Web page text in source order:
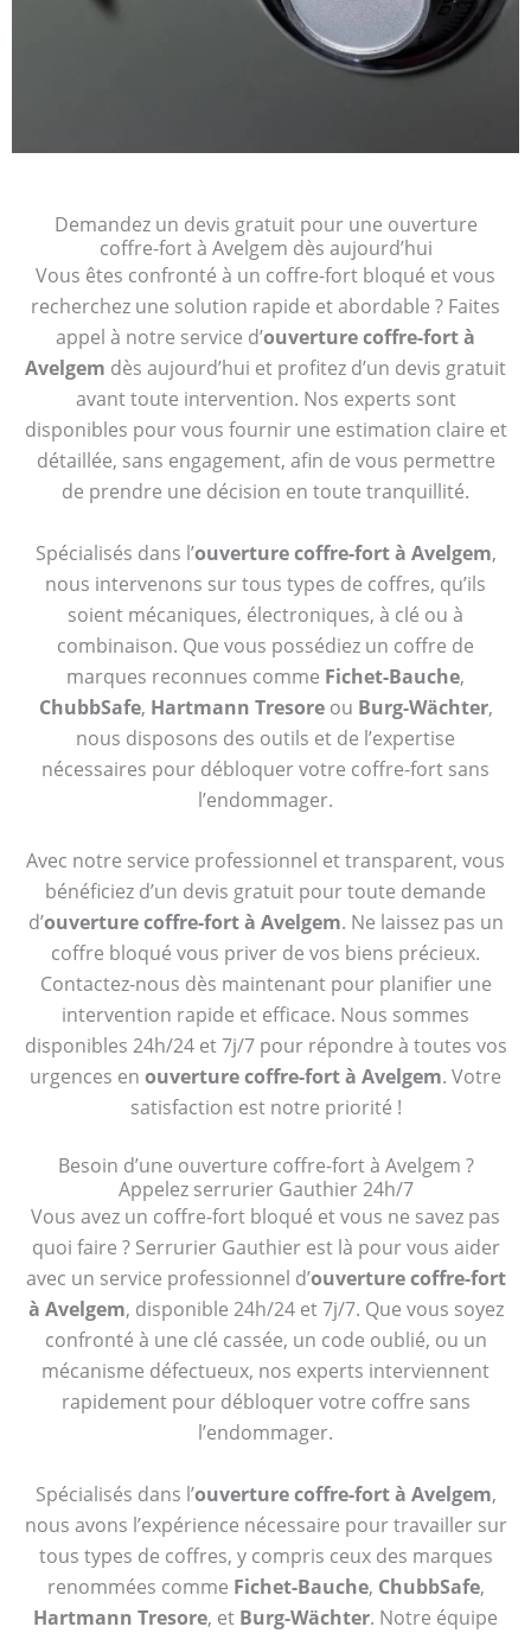
Demandez un devis gratuit pour une ouverture
coffre-fort à Avelgem dès aujourd’hui
Vous êtes confronté à un coffre-fort bloqué et vous
recherchez une solution rapide et abordable ? Faites
appel à notre service d’ouverture coffre-fort à
Avelgem dès aujourd’hui et profitez d’un devis gratuit
avant toute intervention. Nos experts sont
disponibles pour vous fournir une estimation claire et
détaillée, sans engagement, afin de vous permettre
de prendre une décision en toute tranquillité.
Spécialisés dans l’ouverture coffre-fort à Avelgem,
nous intervenons sur tous types de coffres, qu’ils
soient mécaniques, électroniques, à clé ou à
combinaison. Que vous possédiez un coffre de
marques reconnues comme Fichet-Bauche,
ChubbSafe, Hartmann Tresoreou Burg-Wächter,
nous disposons des outils et de l’expertise
nécessaires pour débloquer votre coffre-fort sans
l’endommager.
Avec notre service professionnel et transparent, vous
bénéficiez d’un devis gratuit pour toute demande
d’ouverture coffre-fort à Avelgem. Ne laissez pas un
coffre bloqué vous priver de vos biens précieux.
Contactez-nous dès maintenant pour planifier une
intervention rapide et efficace. Nous sommes
disponibles 24h/24 et 7j/7 pour répondre à toutes vos
urgences en ouverture coffre-fort à Avelgem. Votre
satisfaction est notre priorité !
Besoin d’une ouverture coffre-fort à Avelgem ?
Appelez serrurier Gauthier 24h/7
Vous avez un coffre-fort bloqué et vous ne savez pas
quoi faire ? Serrurier Gauthier est là pour vous aider
avec un service professionnel d’ouverture coffre-fort
à Avelgem, disponible 24h/24 et 7j/7. Que vous soyez
confronté à une clé cassée, un code oublié, ou un
mécanisme défectueux, nos experts interviennent
rapidement pour débloquer votre coffre sans
l’endommager.
Spécialisés dans l’ouverture coffre-fort à Avelgem,
nous avons l’expérience nécessaire pour travailler sur
tous types de coffres, y compris ceux des marques
renommées comme Fichet-Bauche, ChubbSafe,
Hartmann Tresore, et Burg-Wächter. Notre équipe